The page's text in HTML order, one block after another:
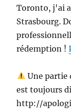
Toronto, j'ai
Strasbourg.
rédemption !
Une partie
est toujours
http://